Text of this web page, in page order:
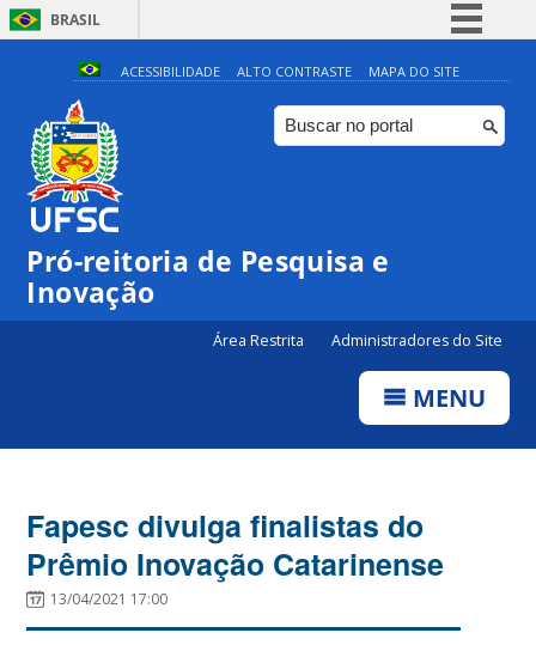
BRASIL
Simplifique!
Comunica BR
Participe
Canais
ACESSIBILIDADE ALTO CONTRASTE MAPA DO SITE
Pró-reitoria de Pesquisa e
Inovação
Área Restrita Administradores do Site
MENU
Fapesc divulga finalistas do
Prêmio Inovação Catarinense
13/04/2021 17:00